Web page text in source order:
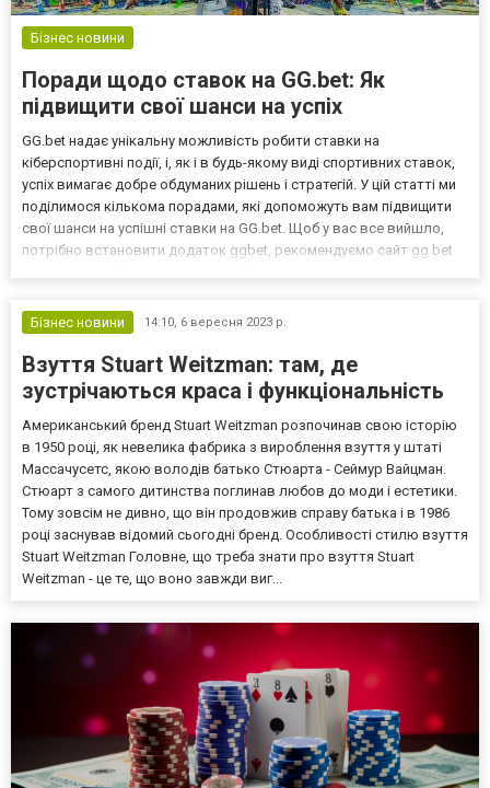
Бізнес новини
Поради щодо ставок на GG.bet: Як
підвищити свої шанси на успіх
GG.bet надає унікальну можливість робити ставки на
кіберспортивні події, і, як і в будь-якому виді спортивних ставок,
успіх вимагає добре обдуманих рішень і стратегій. У цій статті ми
поділимося кількома порадами, які допоможуть вам підвищити
свої шанси на успішні ставки на GG.bet. Щоб у вас все вийшло,
потрібно встановити додаток ggbet, рекомендуємо сайт gg bet
Бізнес новини
14:10, 6 вересня 2023 р.
Взуття Stuart Weitzman: там, де
зустрічаються краса і функціональність
Американський бренд Stuart Weitzman розпочинав свою історію
в 1950 році, як невелика фабрика з вироблення взуття у штаті
Массачусетс, якою володів батько Стюарта - Сеймур Вайцман.
Стюарт з самого дитинства поглинав любов до моди і естетики.
Тому зовсім не дивно, що він продовжив справу батька і в 1986
році заснував відомий сьогодні бренд. Особливості стилю взуття
Stuart Weitzman Головне, що треба знати про взуття Stuart
Weitzman - це те, що воно завжди виг...